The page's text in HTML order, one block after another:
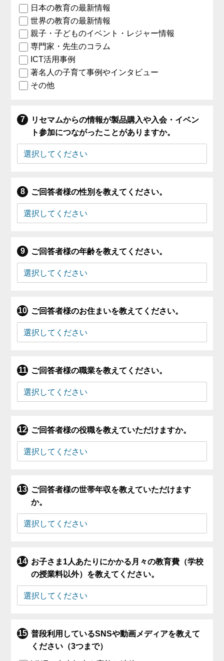
日本の教育の最新情報
世界の教育の最新情報
親子・子どものイベント・レジャー情報
専門家・先生のコラム
ICT活用事例
著名人の子育て事例やインタビュー
その他
リセマムからの情報が製品購入や入会・イベン
ト参加につながったことがありますか。
ご回答者様の性別を教えてください。
ご回答者様の年齢を教えてください。
ご回答者様のお住まいを教えてください。
ご回答者様の職業を教えてください。
ご回答者様の役職を教えていただけますか。
ご回答者様の世帯年収を教えていただけます
か。
お子さま1人あたりにかかる月々の教育費（学校
の授業料以外）を教えてください。
普段利用しているSNSや動画メディアを教えて
ください（3つまで）